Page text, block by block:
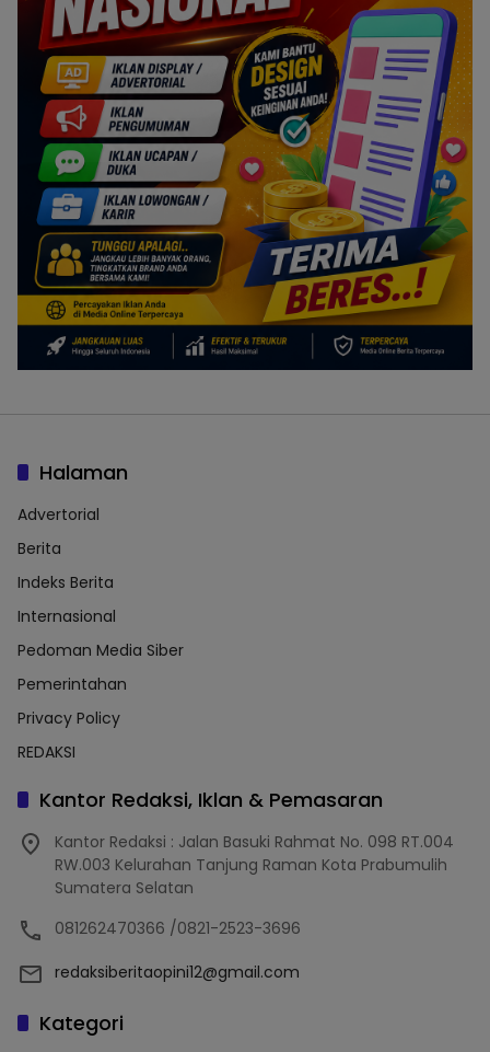
Halaman
Advertorial
Berita
Indeks Berita
Internasional
Pedoman Media Siber
Pemerintahan
Privacy Policy
REDAKSI
Kantor Redaksi, Iklan & Pemasaran
Kantor Redaksi : Jalan Basuki Rahmat No. 098 RT.004
RW.003 Kelurahan Tanjung Raman Kota Prabumulih
Sumatera Selatan
081262470366 /0821-2523-3696
redaksiberitaopini12@gmail.com
Kategori